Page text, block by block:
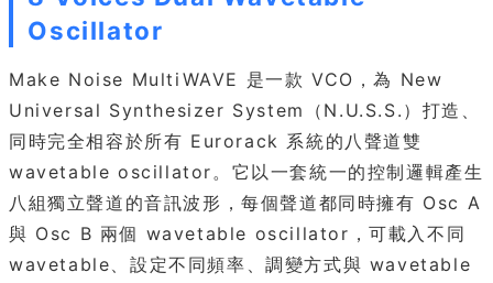
Oscillator
Make Noise MultiWAVE 是一款 VCO，為 New
Universal Synthesizer System（N.U.S.S.）打造、
同時完全相容於所有 Eurorack 系統的八聲道雙
wavetable oscillator。它以一套統一的控制邏輯產生
八組獨立聲道的音訊波形，每個聲道都同時擁有 Osc A
與 Osc B 兩個 wavetable oscillator，可載入不同
wavetable、設定不同頻率、調變方式與 wavetable